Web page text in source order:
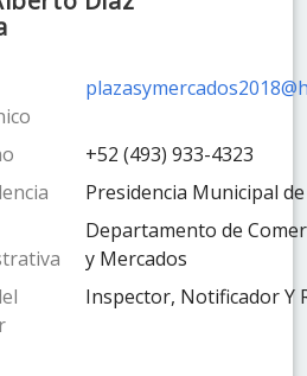
+52 (493) 933-4323
Presidencia Municipal
Departamento de
y Mercados
Inspector, Notificador Y